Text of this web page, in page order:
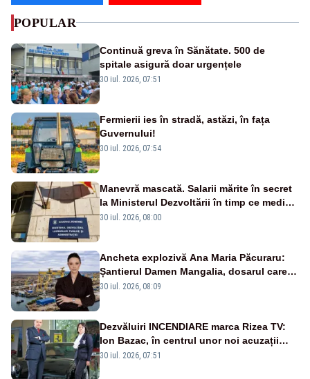
POPULAR
Continuă greva în Sănătate. 500 de
spitale asigură doar urgențele
30 iul. 2026, 07:51
Fermierii ies în stradă, astăzi, în fața
Guvernului!
30 iul. 2026, 07:54
Manevră mascată. Salarii mărite în secret
la Ministerul Dezvoltării în timp ce medicii
ies în stradă
30 iul. 2026, 08:00
Ancheta explozivă Ana Maria Păcuraru:
Șantierul Damen Mangalia, dosarul care
scufundă apărarea României
30 iul. 2026, 08:09
Dezvăluiri INCENDIARE marca Rizea TV:
Ion Bazac, în centrul unor noi acuzații
publice
30 iul. 2026, 07:51